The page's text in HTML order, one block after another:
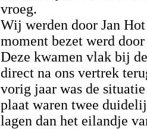
vroeg.
Wij werden door Jan
moment bezet werd
Deze kwamen vlak bij
direct na ons vertrek
vorig jaar was de
plaat waren twee
lagen dan het eilandje